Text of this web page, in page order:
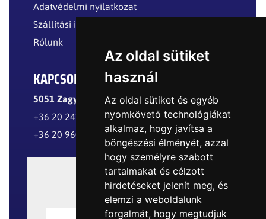
Az oldal sütiket
használ
Az oldal sütiket és egyéb
nyomkövető technológiákat
alkalmaz, hogy javítsa a
böngészési élményét, azzal
hogy személyre szabott
tartalmakat és célzott
hirdetéseket jelenít meg, és
elemzi a weboldalunk
forgalmát, hogy megtudjuk
Adatvédelmi nyilatkozat
Szállítási információk
Rólunk
KAPCSOLAT
5051 Zagyvarékas, Külterület
+36 20 241 8299
+36 20 960 8977